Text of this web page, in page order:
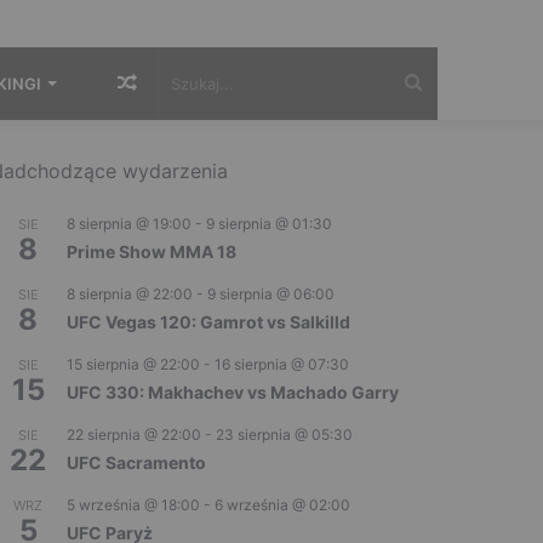
Losowy
wydarzenia
SIE
8
8 sierpnia @ 19:00 - 9 sierpnia @ 01:30
Prime Show MMA 18
SIE
8
8 sierpnia @ 22:00 - 9 sierpnia @ 06:00
UFC Vegas 120: Gamrot vs Salkilld
SIE
15
15 sierpnia @ 22:00 - 16 sierpnia @ 07:30
UFC 330: Makhachev vs Machado Garry
SIE
22
22 sierpnia @ 22:00 - 23 sierpnia @ 05:30
UFC Sacramento
WRZ
5
5 września @ 18:00 - 6 września @ 02:00
UFC Paryż